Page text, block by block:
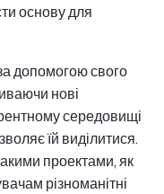
основу для
допомогою свого
нові
середовищі
їй виділитися.
проектами, як
різноманітні